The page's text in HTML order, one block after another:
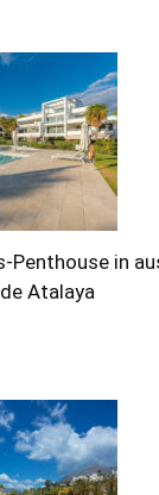
Penthouse in
Atalaya